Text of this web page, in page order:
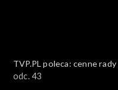
TVP.PL poleca: cenne rady
ciekawostki
odc. 43